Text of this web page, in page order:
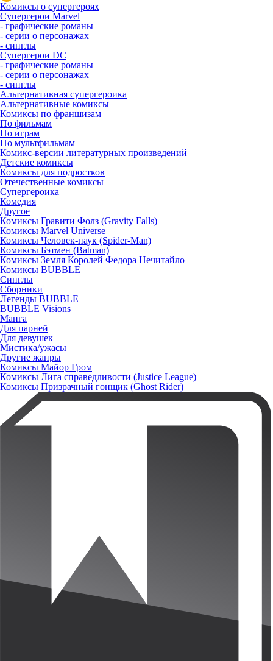
Комиксы о супергероях
Супергерои Marvel
- графические романы
- серии о персонажах
- синглы
Супергерои DC
- графические романы
- серии о персонажах
- синглы
Альтернативная супергероика
Альтернативные комиксы
Комиксы по франшизам
По фильмам
По играм
По мультфильмам
Комикс-версии литературных произведений
Детские комиксы
Комиксы для подростков
Отечественные комиксы
Супергероика
Комедия
Другое
Комиксы Гравити Фолз (Gravity Falls)
Комиксы Marvel Universe
Комиксы Человек-паук (Spider-Man)
Комиксы Бэтмен (Batman)
Комиксы Земля Королей Федора Нечитайло
Комиксы BUBBLE
Синглы
Сборники
Легенды BUBBLE
BUBBLE Visions
Манга
Для парней
Для девушек
Мистика/ужасы
Другие жанры
Комиксы Майор Гром
Комиксы Лига справедливости (Justice League)
Комиксы Призрачный гонщик (Ghost Rider)